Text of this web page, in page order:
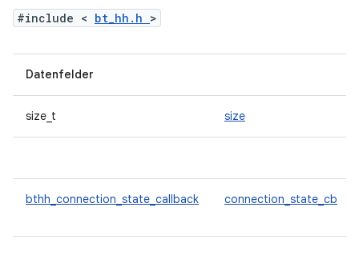
#include < bt_hh.h >
Datenfelder
size_t size
bthh_connection_state_callback connection_state_cb